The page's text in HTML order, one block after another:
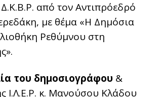
Δ.Κ.Β.Ρ. από τον Αντιπρόεδρό
με θέμα «Η Δημόσια
Ρεθύμνου στη
του δημοσιογράφου &
Ι.Λ.Ε.Ρ. κ. Μανούσου Κλάδου